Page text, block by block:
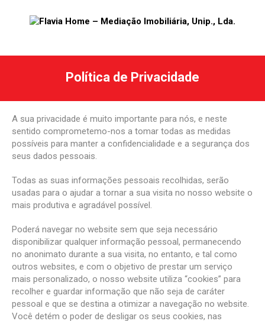
Política de Privacidade
A sua privacidade é muito importante para nós, e neste
sentido comprometemo-nos a tomar todas as medidas
possíveis para manter a confidencialidade e a segurança dos
seus dados pessoais.
Todas as suas informações pessoais recolhidas, serão
usadas para o ajudar a tornar a sua visita no nosso website o
mais produtiva e agradável possível.
Poderá navegar no website sem que seja necessário
disponibilizar qualquer informação pessoal, permanecendo
no anonimato durante a sua visita, no entanto, e tal como
outros websites, e com o objetivo de prestar um serviço
mais personalizado, o nosso website utiliza “cookies” para
recolher e guardar informação que não seja de caráter
pessoal e que se destina a otimizar a navegação no website.
Você detém o poder de desligar os seus cookies, nas